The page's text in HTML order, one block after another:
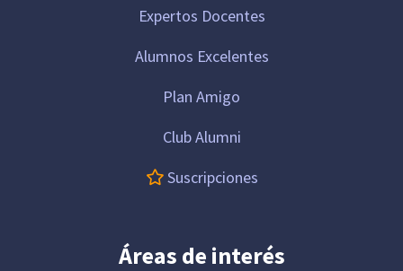
Expertos Docentes
Alumnos Excelentes
Plan Amigo
Club Alumni
Suscripciones
Áreas de interés